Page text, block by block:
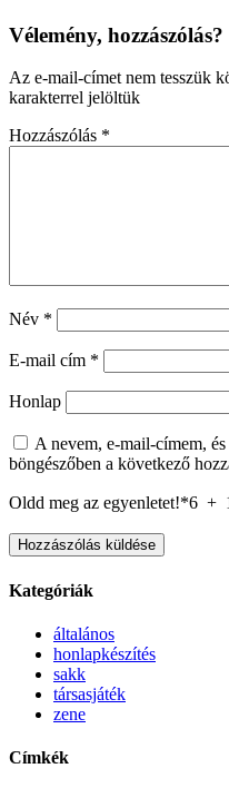
Vélemény, hozzászólás?
Az e-mail-címet nem tesszük
karakterrel jelöltük
Hozzászólás *
Név *
E-mail cím *
Honlap
A nevem, e-mail-címem,
böngészőben a következő
Oldd meg az egyenletet!*6 +
Kategóriák
általános
honlapkészítés
sakk
társasjáték
zene
Címkék